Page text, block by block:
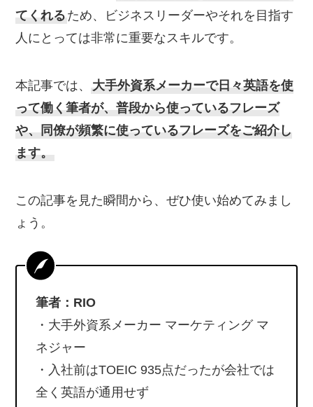
てくれる ため、ビジネスリーダーやそれを目指す
人にとっては非常に重要なスキルです。
本記事では、
大手外資系メーカーで日々英語を使
って働く筆者が、普段から使っているフレーズ
や、同僚が頻繁に使っているフレーズをご紹介し
ます。
この記事を見た瞬間から、ぜひ使い始めてみまし
ょう。
筆者：RIO
・大手外資系メーカー マーケティング マ
ネジャー
・入社前はTOEIC 935点だったが会社では
全く英語が通用せず